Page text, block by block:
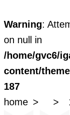
Warning:
on null in
/home/gvc6/
content/
187
home